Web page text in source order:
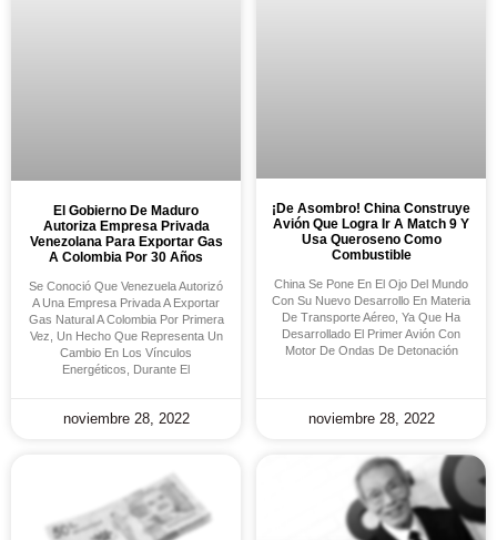
El Gobierno De Maduro
Autoriza Empresa Privada
Venezolana Para Exportar Gas
A Colombia Por 30 Años
Se Conoció Que Venezuela Autorizó
A Una Empresa Privada A Exportar
Gas Natural A Colombia Por Primera
Vez, Un Hecho Que Representa Un
Cambio En Los Vínculos
Energéticos, Durante El
noviembre 28, 2022
¡De Asombro! China Construye
Avión Que Logra Ir A Match 9 Y
Usa Queroseno Como
Combustible
China Se Pone En El Ojo Del Mundo
Con Su Nuevo Desarrollo En Materia
De Transporte Aéreo, Ya Que Ha
Desarrollado El Primer Avión Con
Motor De Ondas De Detonación
noviembre 28, 2022